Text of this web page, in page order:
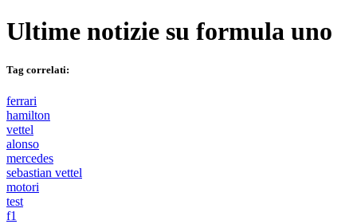
Ultime notizie su formula uno
Tag correlati:
ferrari
hamilton
vettel
alonso
mercedes
sebastian vettel
motori
test
f1